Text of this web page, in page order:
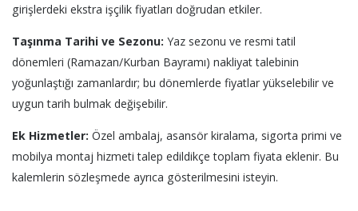
girişlerdeki ekstra işçilik fiyatları doğrudan etkiler.
Taşınma Tarihi ve Sezonu: Yaz sezonu ve resmi tatil
dönemleri (Ramazan/Kurban Bayramı) nakliyat talebinin
yoğunlaştığı zamanlardır; bu dönemlerde fiyatlar yükselebilir ve
uygun tarih bulmak değişebilir.
Ek Hizmetler: Özel ambalaj, asansör kiralama, sigorta primi ve
mobilya montaj hizmeti talep edildikçe toplam fiyata eklenir. Bu
kalemlerin sözleşmede ayrıca gösterilmesini isteyin.